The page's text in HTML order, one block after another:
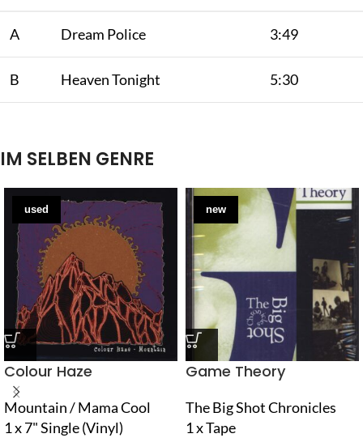
A Dream Police 3:49
B Heaven Tonight 5:30
IM SELBEN GENRE
used
Colour Haze
Mountain / Mama Cool
1 x 7" Single (Vinyl)
new
Game Theory
The Big Shot Chronicles
1 x Tape